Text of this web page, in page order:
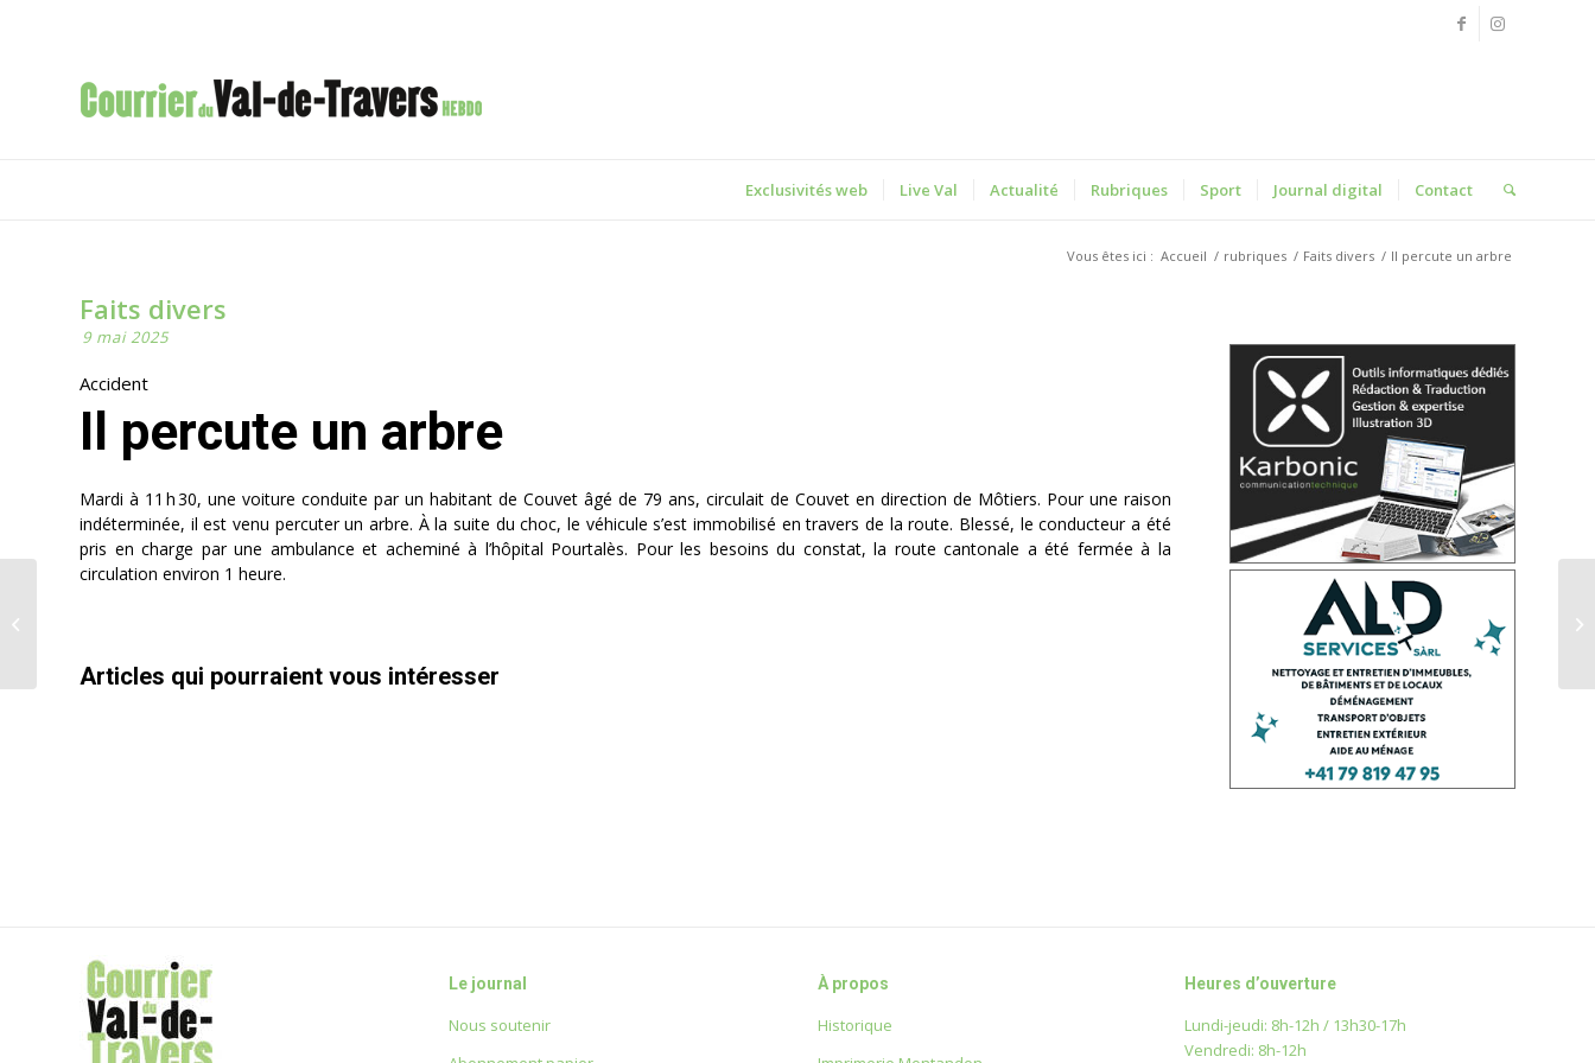
Exclusivités web Live Val Actualité Rubriques Sport Journal digital Contact
Vous êtes ici : Accueil / rubriques / Faits divers / Il percute un arbre
Faits divers
9 mai 2025
Accident
Il percute un arbre
Mardi à 11 h 30, une voiture conduite par un habitant de Couvet âgé de 79 ans, circulait de Couvet en direction de Môtiers. Pour une raison
indéterminée, il est venu percuter un arbre. À la suite du choc, le véhicule s’est immobilisé en travers de la route. Blessé, le conducteur a été
pris en charge par une ambulance et acheminé à l’hôpital Pourtalès. Pour les besoins du constat, la route cantonale a été fermée à la
circulation environ 1 heure.
Articles qui pourraient vous intéresser
Le journal
Nous soutenir
À propos
Historique
Heures d’ouverture
Lundi-jeudi: 8h-12h / 13h30-17h
Vendredi: 8h-12h